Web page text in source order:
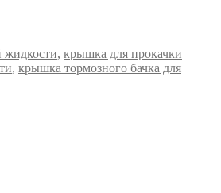
жидкости, крышка для прокачки
, крышка тормозного бачка для